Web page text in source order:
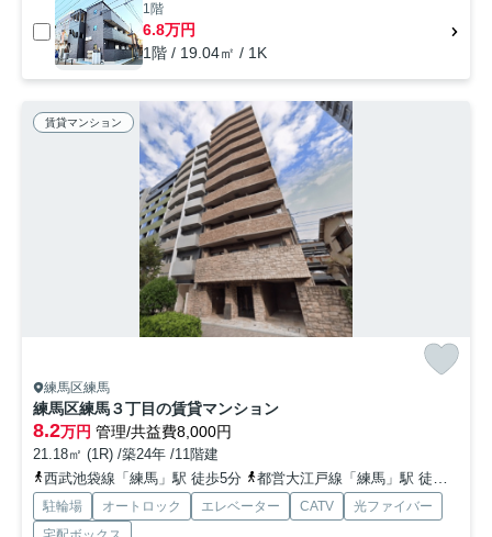
1階
6.8万円
1階 / 19.04㎡ / 1K
賃貸マンション
練馬区練馬
練馬区練馬３丁目の賃貸マンション
8.2万円 管理/共益費8,000円
21.18㎡ (1R) /築24年 /11階建
西武池袋線「練馬」駅 徒歩5分
都営大江戸線「練馬」駅 徒歩7分
駐輪場 オートロック エレベーター CATV
光ファイバー